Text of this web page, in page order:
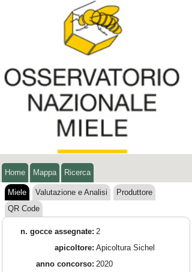
Home Mappa Ricerca
Miele Valutazione e Analisi
Produttore
QR Code
n. gocce assegnate: 2
apicoltore: Apicoltura Sichel
anno concorso: 2020